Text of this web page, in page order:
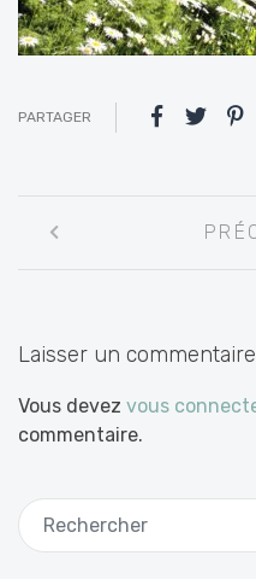
PARTAGER
entre
Laisser un commentaire
Vous devez vous
commentaire.